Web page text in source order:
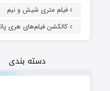
فیلم متری شیش و نیم
کالکشن فیلم‌های هری
دسته بندی